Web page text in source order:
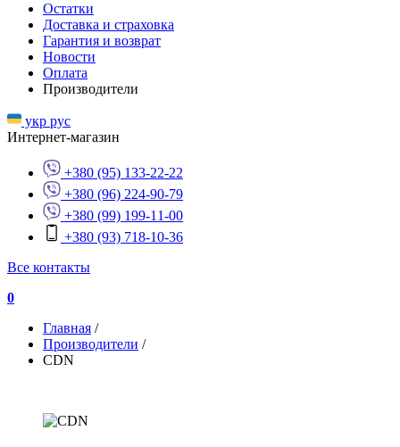
Остатки
Доставка и страховка
Гарантия и возврат
Новости
Оплата
Производители
укр рус
Интернет-магазин
+380 (95) 133-22-22
+380 (96) 224-90-79
+380 (99) 199-11-00
+380 (93) 718-10-36
Все контакты
0
Главная /
Производители /
CDN